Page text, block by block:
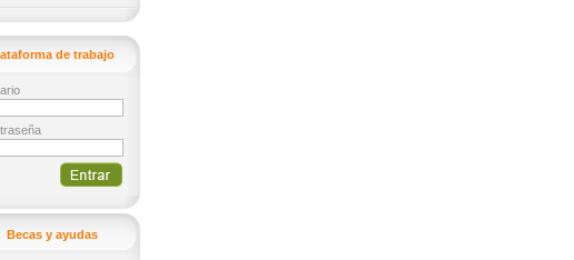
de trabajo
Becas y ayudas